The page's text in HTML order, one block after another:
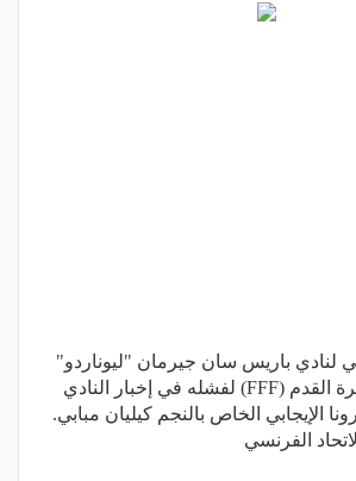
لنادي باريس سان جيرمان "ليوناردو"
الاتحاد الفرنسي لكرة القدم (FFF) لفشله في إخبار النادي
الإيجابي الخاص بالنجم كيليان مبابي.
الفرنسي